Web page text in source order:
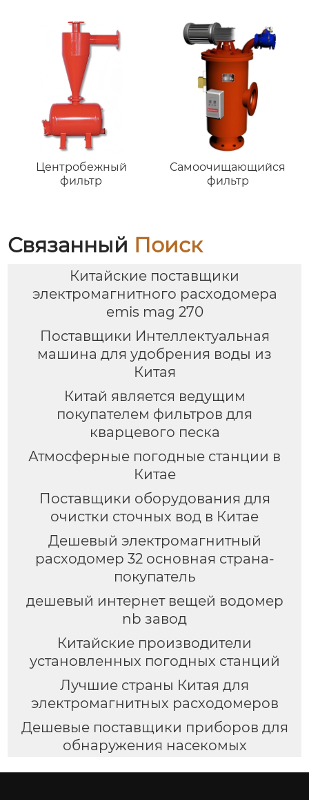
Центробежный
фильтр
Самоочищающийся
фильтр
Связанный Поиск
Китайские поставщики
электромагнитного расходомера
emis mag 270
Поставщики Интеллектуальная
машина для удобрения воды из
Китая
Китай является ведущим
покупателем фильтров для
кварцевого песка
Атмосферные погодные станции в
Китае
Поставщики оборудования для
очистки сточных вод в Китае
Дешевый электромагнитный
расходомер 32 основная страна-
покупатель
дешевый интернет вещей водомер
nb завод
Китайские производители
установленных погодных станций
Лучшие страны Китая для
электромагнитных расходомеров
Дешевые поставщики приборов для
обнаружения насекомых